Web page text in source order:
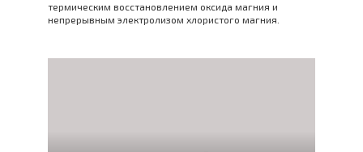
термическим восстановлением оксида магния и
непрерывным электролизом хлористого магния.